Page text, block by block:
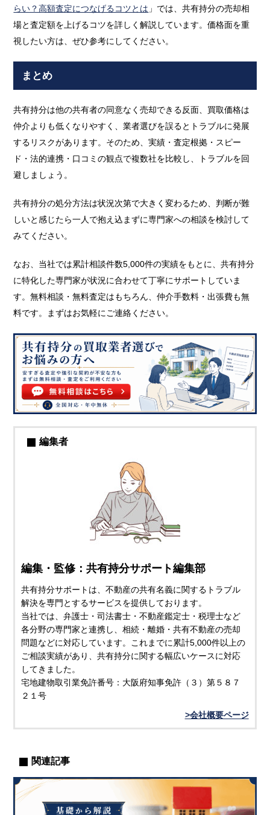
らい？高額査定につなげるコツとは 」では、共有持分の売却相
場と査定額を上げるコツを詳しく解説しています。価格面を重
視したい方は、ぜひ参考にしてください。
まとめ
共有持分は他の共有者の同意なく売却できる反面、買取価格は
仲介よりも低くなりやすく、業者選びを誤るとトラブルに発展
するリスクがあります。そのため、実績・査定根拠・スピー
ド・法的連携・口コミの観点で複数社を比較し、トラブルを回
避しましょう。
共有持分の処分方法は状況次第で大きく変わるため、判断が難
しいと感じたら一人で抱え込まずに専門家への相談を検討して
みてください。
なお、当社では累計相談件数5,000件の実績をもとに、共有持分
に特化した専門家が状況に合わせて丁寧にサポートしていま
す。無料相談・無料査定はもちろん、仲介手数料・出張費も無
料です。まずはお気軽にご連絡ください。
編集者
編集・監修：共有持分サポート編集部
共有持分サポートは、不動産の共有名義に関するトラブル
解決を専門とするサービスを提供しております。
当社では、弁護士・司法書士・不動産鑑定士・税理士など
各分野の専門家と連携し、相続・離婚・共有不動産の売却
問題などに対応しています。これまでに累計5,000件以上の
ご相談実績があり、共有持分に関する幅広いケースに対応
してきました。
宅地建物取引業免許番号：大阪府知事免許（３）第５８７
２１号
>会社概要ページ
関連記事